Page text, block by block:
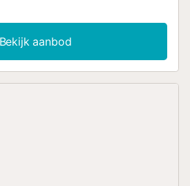
genieten, en is comfortabel en
Binnen biedt de woning een
een volledig uitgeruste
en twee complete
Bekijk aanbod